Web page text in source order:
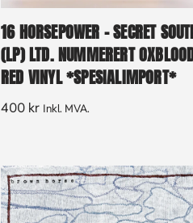
16 HORSEPOWER – SECRET
(LP) LTD. NUMMERERT
RED VINYL *SPESIALIMPORT*
400 kr Inkl. MVA.